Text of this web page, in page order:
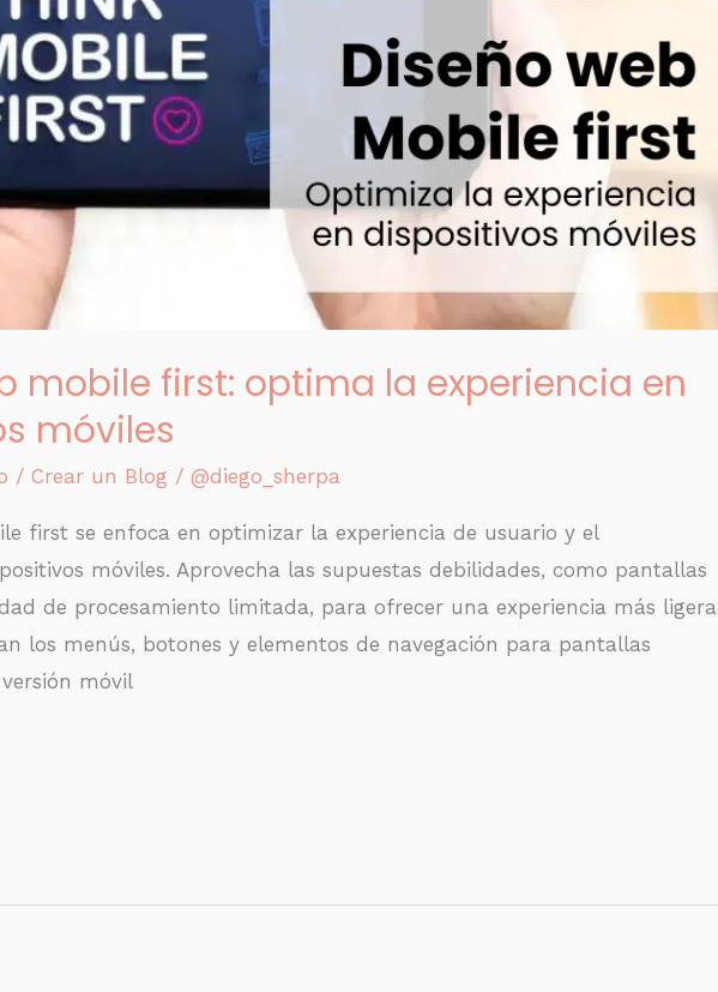
mobile first: optima la experiencia en
móviles
/ Crear un Blog / @diego_sherpa
first se enfoca en optimizar la experiencia de usuario y el
móviles. Aprovecha las supuestas debilidades, como pantallas
de procesamiento limitada, para ofrecer una experiencia más ligera
los menús, botones y elementos de navegación para pantallas
móvil